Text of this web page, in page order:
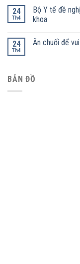
24
Th4
Bộ Y tế đề
khoa
24
Th4
Ăn chuối để
BẢN ĐỒ